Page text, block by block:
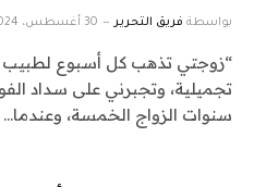
بواسطة فريق التحرير 30 أغسطس، 2024
“زوجتي تذهب كل أسبوع
تجميلية، وتجبرني على سداد
سنوات الزواج الخمسة، وعندما…